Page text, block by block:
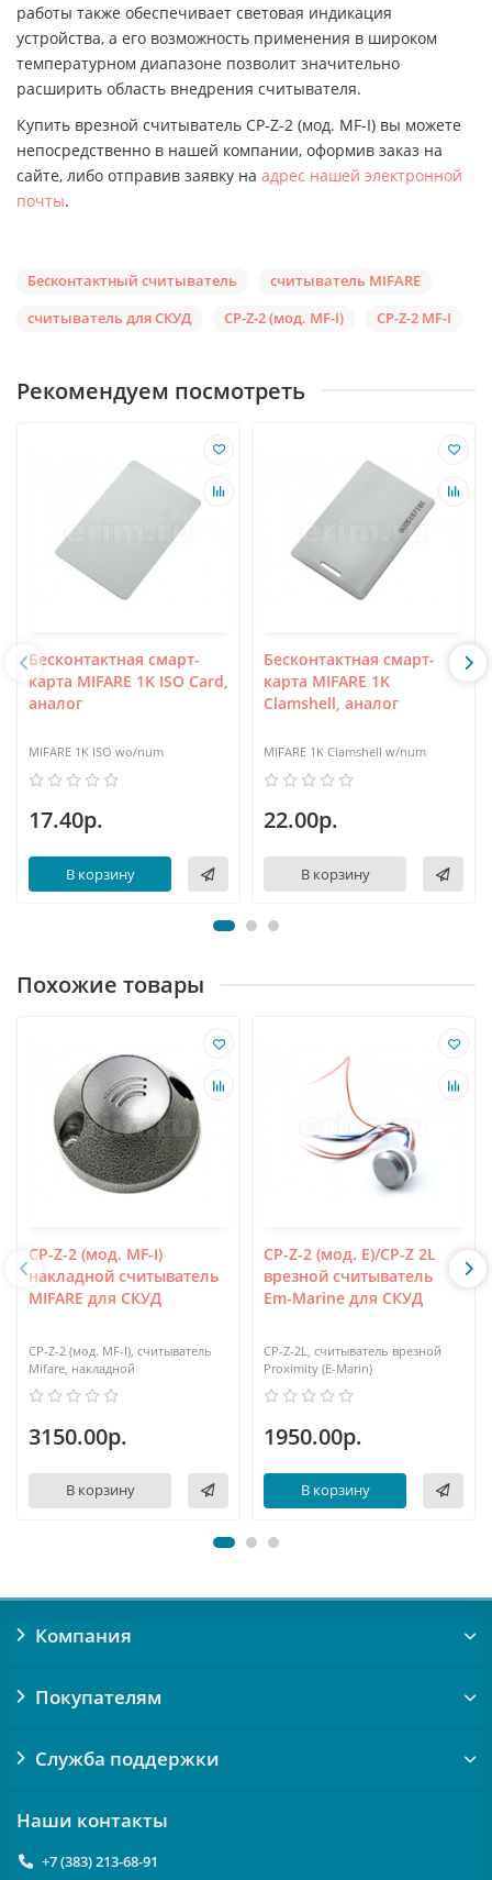
работы также обеспечивает световая индикация
устройства, а его возможность применения в широком
температурном диапазоне позволит значительно
расширить область внедрения считывателя.
Купить врезной считыватель CP-Z-2 (мод. MF-I) вы можете
непосредственно в нашей компании, оформив заказ на
сайте, либо отправив заявку на адрес нашей электронной
почты.
Бесконтактный считыватель
считыватель MIFARE
считыватель для СКУД
CP-Z-2 (мод. MF-I) CP-Z-2 MF-I
Рекомендуем посмотреть
Бесконтактная смарт-
карта MIFARE 1K ISO Card,
аналог
MIFARE 1K ISO wo/num
17.40р.
В корзину
Бесконтактная смарт-
карта MIFARE 1K
Clamshell, аналог
MIFARE 1K Clamshell w/num
22.00р.
В корзину
Похожие товары
CP-Z-2 (мод. MF-I)
накладной считыватель
MIFARE для СКУД
CP-Z-2 (мод. MF-I), считыватель
Mifare, накладной
3150.00р.
В корзину
CP-Z-2 (мод. Е)/CP-Z 2L
врезной считыватель
Em-Marine для СКУД
CP-Z-2L, считыватель врезной
Proximity (E-Marin)
1950.00р.
В корзину
Компания
Покупателям
Служба поддержки
Наши контакты
+7 (383) 213-68-91